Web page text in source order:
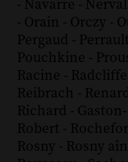
- Navarre - Nerval
- Orain - Orczy -
Pergaud - Perrault
Pouchkine -
Racine - Radcliffe
Reibrach -
Richard - Gaston-
Robert -
Rosny - Rosny